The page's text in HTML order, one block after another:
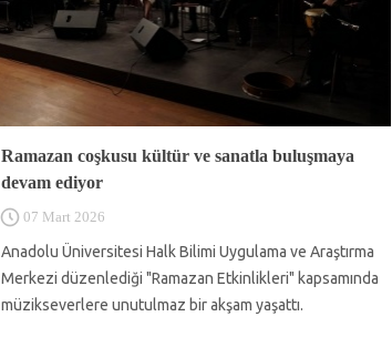
Ramazan coşkusu kültür ve sanatla buluşmaya
devam ediyor
07 Mart 2026
Anadolu Üniversitesi Halk Bilimi Uygulama ve Araştırma
Merkezi düzenlediği "Ramazan Etkinlikleri" kapsamında
müzikseverlere unutulmaz bir akşam yaşattı.